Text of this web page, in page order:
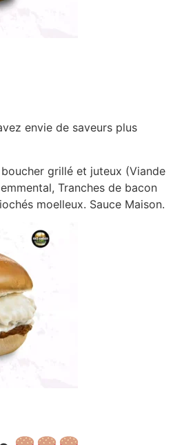
envie de saveurs plus
grillé et juteux (Viande
Tranches de bacon
moelleux. Sauce Maison.